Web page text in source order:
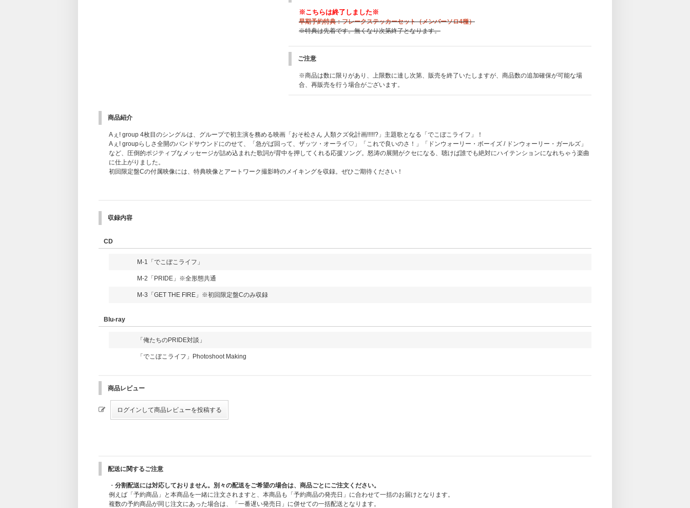
※こちらは終了しました※
早期予約特典：フレークステッカーセット（メンバーソロ4種）
※特典は先着です。無くなり次第終了となります。
ご注意
※商品は数に限りがあり、上限数に達し次第、販売を終了いたしますが、商品数の追加確保が可能な場
合、再販売を行う場合がございます。
商品紹介
Aぇ! group 4枚目のシングルは、グループで初主演を務める映画「おそ松さん 人類クズ化計画!!!!!?」主題歌となる「でこぼこライフ」！
Aぇ! groupらしさ全開のバンドサウンドにのせて、「急がば回って、ザッツ・オーライ♡」「これで良いのさ！」「ドンウォーリー・ボーイズ / ドンウォーリー・ガールズ」
など、圧倒的ポジティブなメッセージが詰め込まれた歌詞が背中を押してくれる応援ソング。怒涛の展開がクセになる、聴けば誰でも絶対にハイテンションになれちゃう楽曲
に仕上がりました。
初回限定盤Cの付属映像には、特典映像とアートワーク撮影時のメイキングを収録。ぜひご期待ください！
収録内容
CD
M-1「でこぼこライフ」
M-2「PRIDE」※全形態共通
M-3「GET THE FIRE」※初回限定盤Cのみ収録
Blu-ray
「俺たちのPRIDE対談」
「でこぼこライフ」Photoshoot Making
商品レビュー
配送に関するご注意
・ 分割配送には対応しておりません。別々の配送をご希望の場合は、商品ごとにご注文ください。
例えば「予約商品」と本商品を一緒に注文されますと、本商品も「予約商品の発売日」に合わせて一括のお届けとなります。
複数の予約商品が同じ注文にあった場合は、「一番遅い発売日」に併せての一括配送となります。